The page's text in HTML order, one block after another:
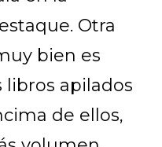
Otra
bien es
apilados
de ellos,